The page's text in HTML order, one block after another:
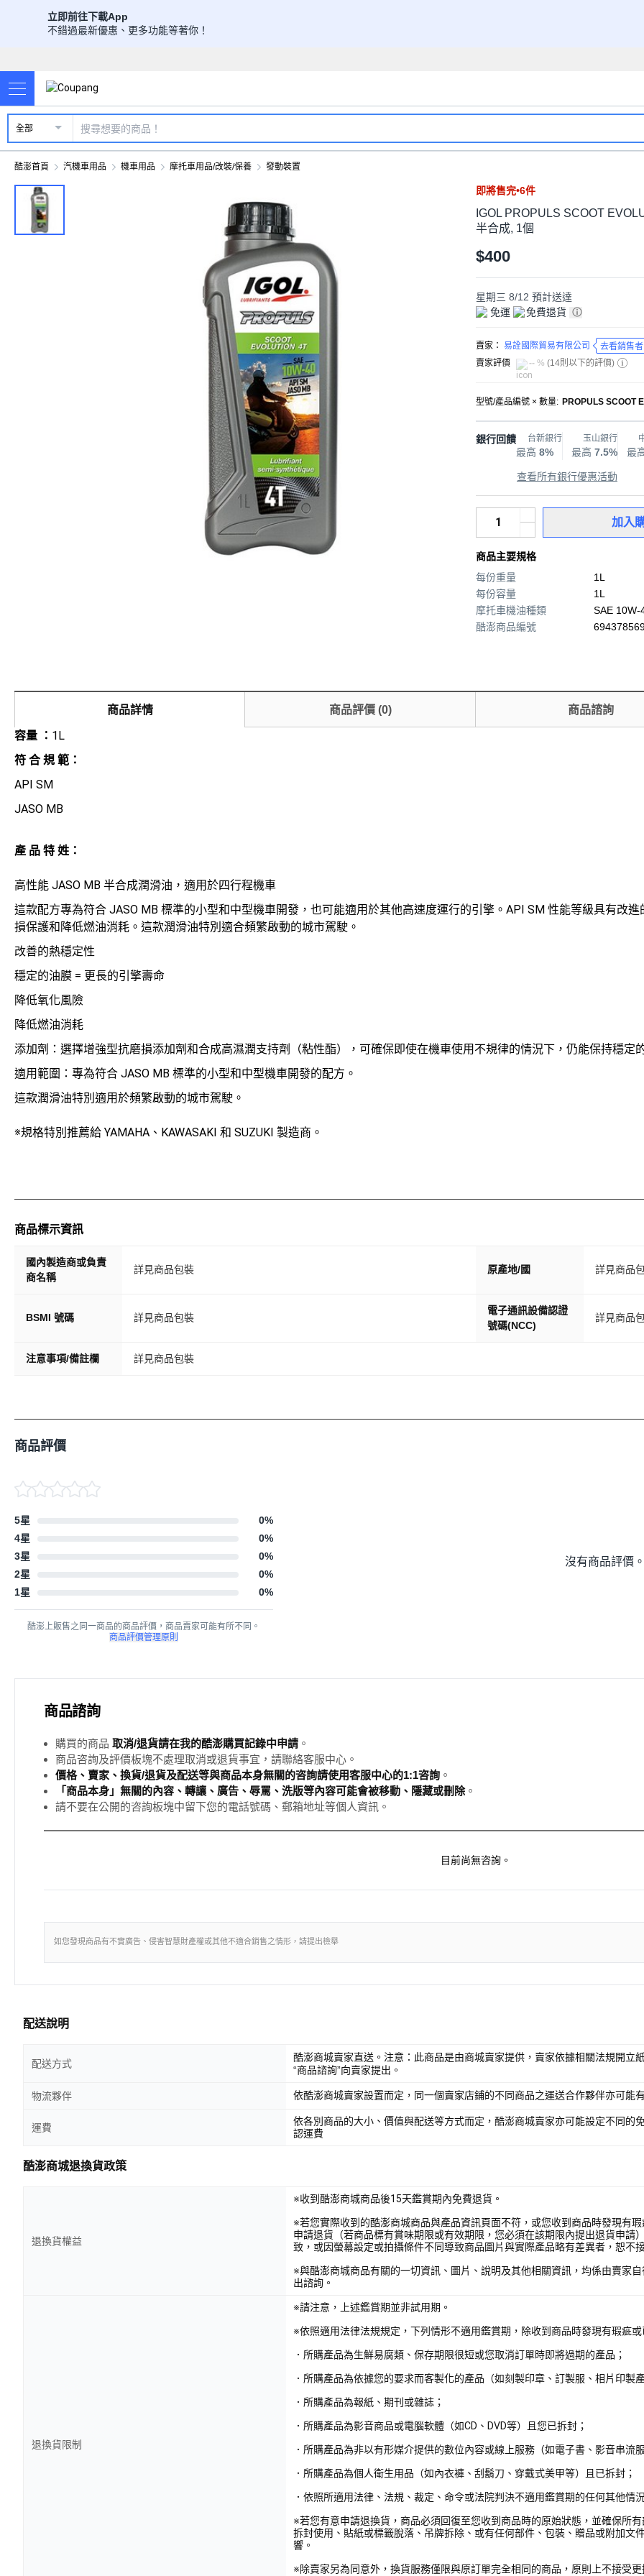
立即前往下載App
不錯過最新優惠、更多功能等著你！
全部
酷澎首頁 汽機車用品 機車用品 摩托車用品/改裝/保養 發動裝置
即將售完•6件
IGOL PROPULS SCOOT
半合成, 1個
$400
星期三 8/12 預計送達
免運
免費退貨
賣家： 易詮國際貿易有限公司
去看銷售
賣家評價
-- % (14則以下的評價)
型號/產品編號 × 數量: PROPULS SCOOT
銀行回饋 台新銀行
最高 8%
玉山銀行
最高 7.5% 最
查看所有銀行優惠活動
加入
商品主要規格
每份重量
1L
每份容量
1L
摩托車機油種類
SAE 10W-
酷澎商品編號
商品詳情 商品評價(0) 商品諮詢
容量 ： 1L
符 合 規 範：
API SM
JASO MB
產 品 特 姓：
高性能 JASO MB 半合成潤滑油，適用於四行程機車
這款配方專為符合 JASO MB 標準的小型和中型機車開發，也可能適用於其他高速度運行的引擎。API SM 性能等級具有改
損保護和降低燃油消耗。這款潤滑油特別適合頻繁啟動的城市駕駛。
改善的熱穩定性
穩定的油膜 = 更長的引擎壽命
降低氧化風險
降低燃油消耗
添加劑：選擇增強型抗磨損添加劑和合成高濕潤支持劑（粘性酯），可確保即使在機車使用不規律的情況下，仍能保持穩定
適用範圍：專為符合 JASO MB 標準的小型和中型機車開發的配方。
這款潤滑油特別適用於頻繁啟動的城市駕駛。
※規格特別推薦給 YAMAHA、KAWASAKI 和 SUZUKI 製造商。
商品標示資訊
國內製造商或負責
商名稱
詳見商品包裝 原產地/國 詳見商品
BSMI 號碼 詳見商品包裝
電子通訊設備認證
號碼(NCC)
詳見商品
注意事項/備註欄 詳見商品包裝
商品評價
5星 0%
4星
0%
3星
0%
2星
0%
1星
0%
酷澎上販售之同一商品的商品評價，商品賣家可能有所不同。
商品評價管理原則
沒有商品評價
商品諮詢
購買的商品 取消/退貨請在我的酷澎購買記錄中申請 。
商品咨詢及評價板塊不處理取消或退貨事宜，請聯絡客服中心。
價格、賣家、換貨/退貨及配送等與商品本身無關的咨詢請使用客服中心的1:1咨詢 。
「商品本身」無關的內容、轉讓、廣告、辱罵、洗版等內容可能會被移動、隱藏或刪除。
請不要在公開的咨詢板塊中留下您的電話號碼、郵箱地址等個人資訊。
目前尚無咨詢。
如您發現商品有不實廣告、侵害智慧財產權或其他不適合銷售之情形，請提出檢舉
配送說明
配送方式
酷澎商城賣家直送。注意：此商品是由商城賣家提供，賣家依據相關法規開
“商品諮詢”向賣家提出。
物流夥伴 依酷澎商城賣家設置而定，同一個賣家店鋪的不同商品之運送合作夥伴亦可能
運費
依各別商品的大小、價值與配送等方式而定，酷澎商城賣家亦可能設定不同的
認運費
酷澎商城退換貨政策
退換貨權益
※收到酷澎商城商品後15天鑑賞期內免費退貨。
※若您實際收到的酷澎商城商品與產品資訊頁面不符，或您收到商品時發現有
申請退貨（若商品標有賞味期限或有效期限，您必須在該期限內提出退貨申
致，或因螢幕設定或拍攝條件不同導致商品圖片與實際產品略有差異者，恕不
※與酷澎商城商品有關的一切資訊、圖片、說明及其他相關資訊，均係由賣家
出諮詢。
退換貨限制
※請注意，上述鑑賞期並非試用期。
※依照適用法律法規規定，下列情形不適用鑑賞期，除收到商品時發現有瑕疵
．所購產品為生鮮易腐類、保存期限很短或您取消訂單時即將過期的產品；
．所購產品為依據您的要求而客製化的產品（如刻製印章、訂製服、相片印製
．所購產品為報紙、期刊或雜誌；
．所購產品為影音商品或電腦軟體（如CD、DVD等）且您已拆封；
．所購產品為非以有形媒介提供的數位內容或線上服務（如電子書、影音串
．所購產品為個人衛生用品（如內衣褲、刮鬍刀、穿戴式美甲等）且已拆封；
．依照所適用法律、法規、裁定、命令或法院判決不適用鑑賞期的任何其他情
※若您有意申請退換貨，商品必須回復至您收到商品時的原始狀態，並確保所
拆封使用、貼紙或標籤脫落、吊牌拆除、或有任何部件、包裝、贈品或附加文
響。
※除賣家另為同意外，換貨服務僅限與原訂單完全相同的商品，原則上不接受